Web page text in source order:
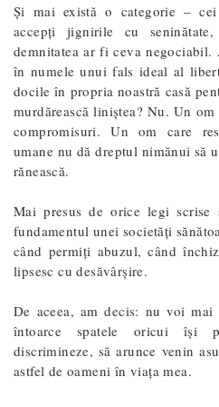
Și mai există o categorie –
accepți jignirile cu
demnitatea ar fi ceva negociabil.
în numele unui fals ideal al
docile în propria noastră casă
murdărească liniștea? Nu. Un
compromisuri. Un om care
umane nu dă dreptul nimănui să
rănească.
Mai presus de orice legi
fundamentul unei societăți
când permiți abuzul, când
lipsesc cu desăvârșire.
De aceea, am decis: nu voi
întoarce spatele oricui își
discrimineze, să arunce venin
astfel de oameni în viața mea.